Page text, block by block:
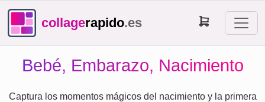
collagerapido.es
Bebé, Embarazo, Nacimiento
Captura los momentos mágicos del nacimiento y la primera